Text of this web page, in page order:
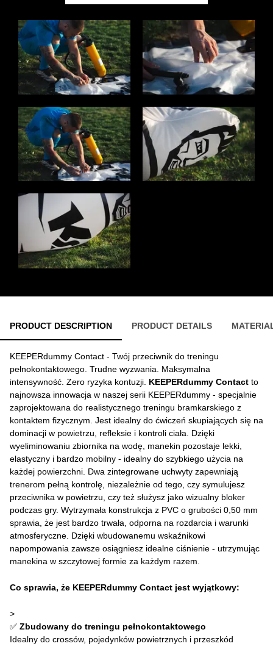
PRODUCT DESCRIPTION PRODUCT DETAILS
KEEPERdummy Contact - Twój przeciwnik do treningu
pełnokontaktowego. Trudne wyzwania. Maksymalna
intensywność. Zero ryzyka kontuzji. KEEPERdummy Contact to
najnowsza innowacja w naszej serii KEEPERdummy - specjalnie
zaprojektowana do realistycznego treningu bramkarskiego z
kontaktem fizycznym. Jest idealny do ćwiczeń skupiających się na
dominacji w powietrzu, refleksie i kontroli ciała. Dzięki
wyeliminowaniu zbiornika na wodę, manekin pozostaje lekki,
elastyczny i bardzo mobilny - idealny do szybkiego użycia na
każdej powierzchni. Dwa zintegrowane uchwyty zapewniają
trenerom pełną kontrolę, niezależnie od tego, czy symulujesz
przeciwnika w powietrzu, czy też służysz jako wizualny bloker
podczas gry. Wytrzymała konstrukcja z PVC o grubości 0,50 mm
sprawia, że jest bardzo trwała, odporna na rozdarcia i warunki
atmosferyczne. Dzięki wbudowanemu wskaźnikowi
napompowania zawsze osiągniesz idealne ciśnienie - utrzymując
manekina w szczytowej formie za każdym razem.
Co sprawia, że KEEPERdummy Contact jest wyjątkowy:
>
✅ Zbudowany do treningu pełnokontaktowego
Idealny do crossów, pojedynków powietrznych i przeszkód